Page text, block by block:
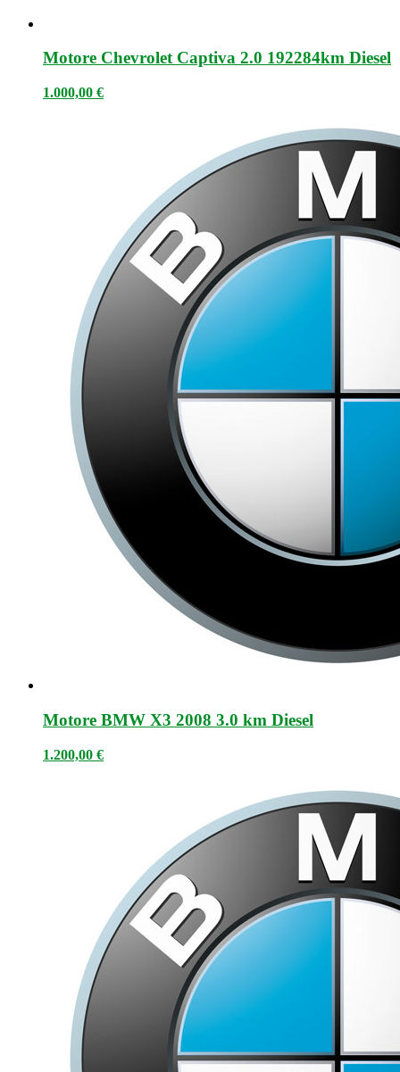
Motore Chevrolet Captiva 2.0 192284km Diesel
1.000,00 €
Motore BMW X3 2008 3.0 km Diesel
1.200,00 €